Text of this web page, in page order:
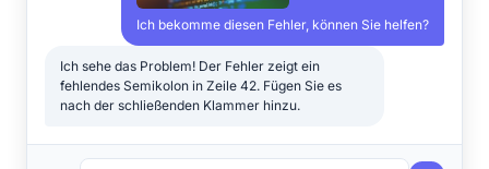
Ich bekomme diesen Fehler, können Sie helfen?
Ich sehe das Problem! Der Fehler zeigt ein
fehlendes Semikolon in Zeile 42. Fügen Sie es
nach der schließenden Klammer hinzu.